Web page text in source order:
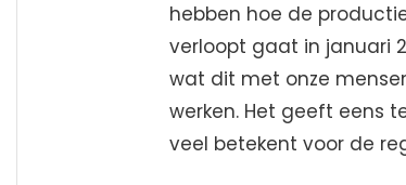
hebben hoe de
verloopt gaat in januari
wat dit met onze
werken. Het geeft eens
veel betekent voor de